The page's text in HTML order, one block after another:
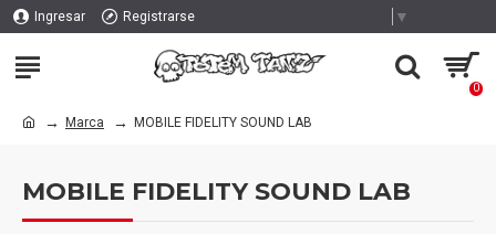
Ingresar Registrarse ▼
0
Marca MOBILE FIDELITY SOUND LAB
MOBILE FIDELITY SOUND LAB